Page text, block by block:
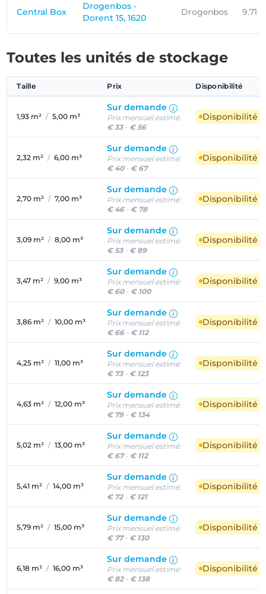
Central Box
Drogenbos -
Dorent 15, 1620
Drogenbos 9.71
Toutes les unités de stockage
Taille Prix Disponibilité
1,93 m² / 5,00 m³
Sur demande
Prix mensuel estimé:
€ 33- € 56
Disponibilité
2,32 m² / 6,00 m³
Sur demande
Prix mensuel estimé:
€ 40- € 67
Disponibilité
2,70 m² / 7,00 m³
Sur demande
Prix mensuel estimé:
€ 46- € 78
Disponibilité
3,09 m² / 8,00 m³
Sur demande
Prix mensuel estimé:
€ 53- € 89
Disponibilité
3,47 m² / 9,00 m³
Sur demande
Prix mensuel estimé:
€ 60- € 100
Disponibilité
3,86 m² / 10,00 m³
Sur demande
Prix mensuel estimé:
€ 66- € 112
Disponibilité
4,25 m² / 11,00 m³
Sur demande
Prix mensuel estimé:
€ 73- € 123
Disponibilité
4,63 m² / 12,00 m³
Sur demande
Prix mensuel estimé:
€ 79- € 134
Disponibilité
5,02 m² / 13,00 m³
Sur demande
Prix mensuel estimé:
€ 67- € 112
Disponibilité
5,41 m² / 14,00 m³
Sur demande
Prix mensuel estimé:
€ 72- € 121
Disponibilité
5,79 m² / 15,00 m³
Sur demande
Prix mensuel estimé:
€ 77- € 130
Disponibilité
6,18 m² / 16,00 m³
Sur demande
Prix mensuel estimé:
€ 82- € 138
Disponibilité